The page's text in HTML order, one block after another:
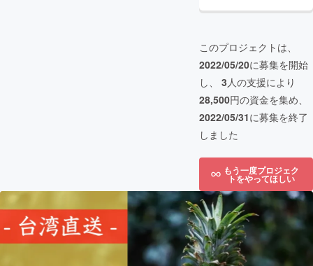
このプロジェクトは、
2022/05/20に募集を開始
し、 3人の支援により
28,500円の資金を集め、
2022/05/31に募集を終了
しました
もう一度プロジェク
トをやってほしい